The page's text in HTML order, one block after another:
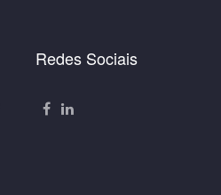
Redes Sociais